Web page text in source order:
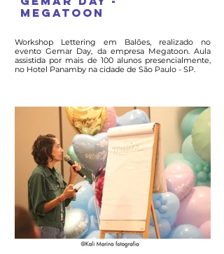
Megatoon
Workshop Lettering em Balões, realizado no
evento Gemar Day, da empresa Megatoon. Aula
assistida por mais de 100 alunos presencialmente,
no Hotel Panamby na cidade de São Paulo - SP.